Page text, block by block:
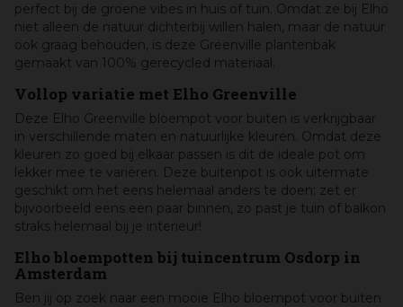
perfect bij de groene vibes in huis of tuin. Omdat ze bij Elho
niet alleen de natuur dichterbij willen halen, maar de natuur
ook graag behouden, is deze Greenville plantenbak
gemaakt van 100% gerecycled materiaal.
Vollop variatie met Elho Greenville
Deze Elho Greenville bloempot voor buiten is verkrijgbaar
in verschillende maten en natuurlijke kleuren. Omdat deze
kleuren zo goed bij elkaar passen is dit de ideale pot om
lekker mee te variëren. Deze buitenpot is ook uitermate
geschikt om het eens helemaal anders te doen; zet er
bijvoorbeeld eens een paar binnen, zo past je tuin of balkon
straks helemaal bij je interieur!
Elho bloempotten bij tuincentrum Osdorp in
Amsterdam
Ben jij op zoek naar een mooie Elho bloempot voor buiten